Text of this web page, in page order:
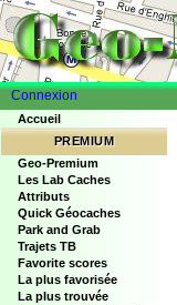
Connexion
Accueil
PREMIUM
Geo-Premium
Les Lab Caches
Attributs
Quick Géocaches
Park and Grab
Trajets TB
Favorite scores
La plus favorisée
La plus trouvée